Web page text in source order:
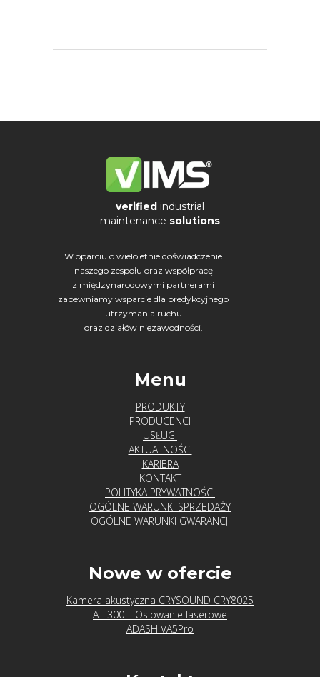
verified industrial
maintenance solutions
W oparciu o wieloletnie doświadczenie
naszego zespołu oraz współpracę
z międzynarodowymi partnerami
zapewniamy wsparcie dla predykcyjnego
utrzymania ruchu
oraz działów niezawodności.
Menu
PRODUKTY
PRODUCENCI
USŁUGI
AKTUALNOŚCI
KARIERA
KONTAKT
POLITYKA PRYWATNOŚCI
OGÓLNE WARUNKI SPRZEDAŻY
OGÓLNE WARUNKI GWARANCJI
Nowe w ofercie
Kamera akustyczna CRYSOUND CRY8025
AT-300 – Osiowanie laserowe
ADASH VA5Pro